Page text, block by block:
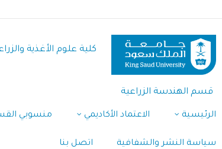
المحتوى
الرئيسي
كلية علوم الأغذية
قسم الهندسة الزراعية
الرئيسية الاعتماد الأكاديمي منسوبي
سياسة النشر والشفافية اتصل بنا